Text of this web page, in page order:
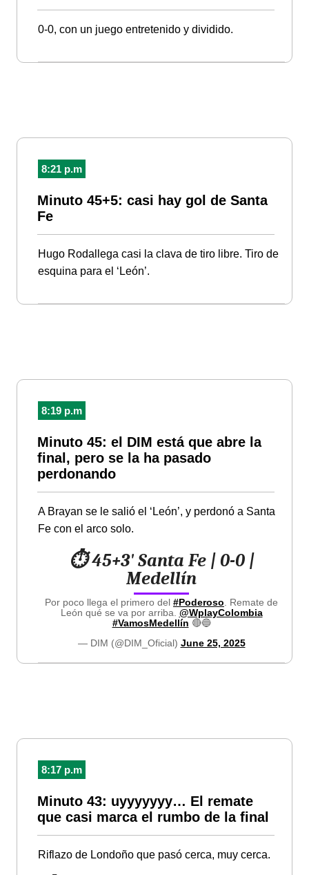
0-0, con un juego entretenido y dividido.
8:21 p.m
Minuto 45+5: casi hay gol de Santa
Fe
Hugo Rodallega casi la clava de tiro libre. Tiro de
esquina para el ‘León’.
8:19 p.m
Minuto 45: el DIM está que abre la
final, pero se la ha pasado
perdonando
A Brayan se le salió el ‘León’, y perdonó a Santa
Fe con el arco solo.
⏱️ 45+3' Santa Fe | 0-0 |
Medellín
Por poco llega el primero del #Poderoso . Remate de
León qué se va por arriba. @WplayColombia
#VamosMedellín 🔴🔵
— DIM (@DIM_Oficial) June 25, 2025
8:17 p.m
Minuto 43: uyyyyyyy… El remate
que casi marca el rumbo de la final
Riflazo de Londoño que pasó cerca, muy cerca.